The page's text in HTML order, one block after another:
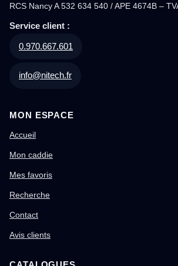
RCS Nancy A 532 634 540 / APE 4674B –
Service client :
0.970.667.601
info@nitech.fr
MON ESPACE
Accueil
Mon caddie
Mes favoris
Recherche
Contact
Avis clients